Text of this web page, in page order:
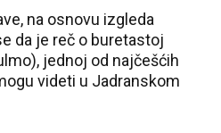
na osnovu izgleda
da je reč o buretastoj
jednoj od najčešćih
videti u Jadranskom